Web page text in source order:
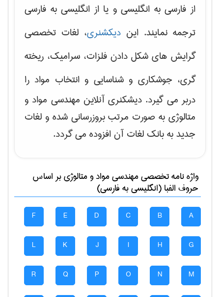
از فارسی به انگلیسی و یا از انگلیسی به فارسی
ترجمه نمایند. این دیکشنری، لغات تخصصی
گرایش های شکل دادن فلزات، سرامیک، ریخته
گری، جوشکاری و شناسایی و انتخاب مواد را
دربر می گیرد. دیشکنری آنلاین مهندسی مواد و
متالوژی به صورت مرتب بروزرسانی شده و لغات
جدید به بانک لغات آن افزوده می گردد.
واژه نامه تخصصیمهندسی مواد و متالوژیبر اساس
حروف الفبا (انگلیسی به فارسی)
A
B
C
D
E
F
G
H
I
J
K
L
M
N
O
P
Q
R